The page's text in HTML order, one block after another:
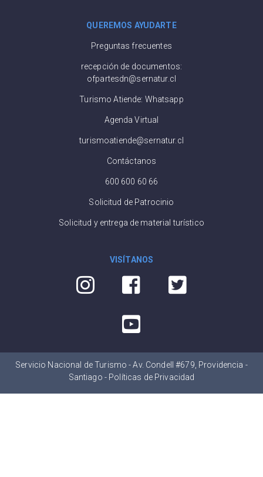
QUEREMOS AYUDARTE
Preguntas frecuentes
recepción de documentos:
ofpartesdn@sernatur.cl
Turismo Atiende: Whatsapp
Agenda Virtual
turismoatiende@sernatur.cl
Contáctanos
600 600 60 66
Solicitud de Patrocinio
Solicitud y entrega de material turístico
VISÍTANOS
Servicio Nacional de Turismo - Av. Condell #679, Providencia -
Santiago - Políticas de Privacidad